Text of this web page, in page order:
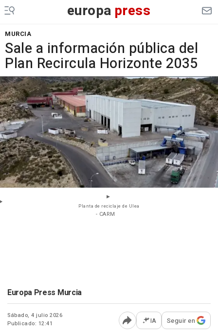
europa press
MURCIA
Sale a información pública del
Plan Recircula Horizonte 2035
Planta de reciclaje de Ulea
- CARM
Europa Press Murcia
Sábado, 4 julio 2026
Publicado: 12:41
Abrir opciones para
IA Seguir en